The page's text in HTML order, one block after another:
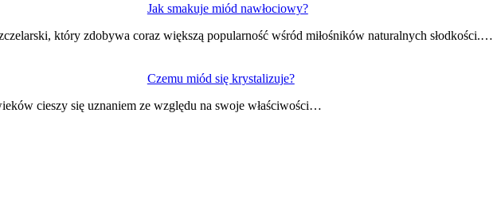
Jak smakuje miód nawłociowy?
który zdobywa coraz większą popularność wśród miłośników naturalnych słodkości.…
Czemu miód się krystalizuje?
cieszy się uznaniem ze względu na swoje właściwości…